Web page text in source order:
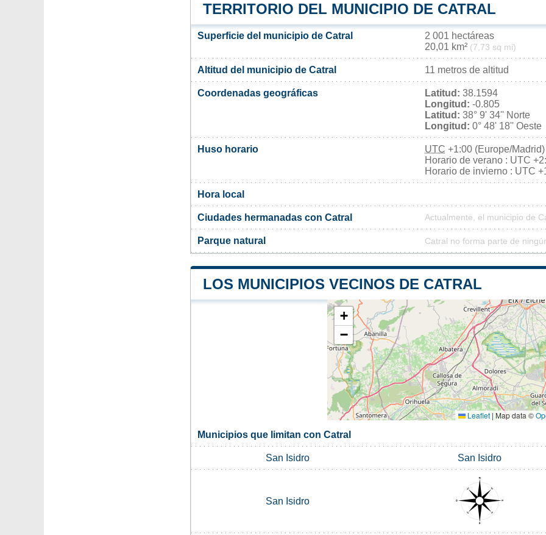
TERRITORIO DEL MUNICIPIO DE CATRAL
Superficie del municipio de Catral
2 001 hectáreas
20,01 km² (7,73 sq mi)
Altitud del municipio de Catral 11 metros de altitud
Coordenadas geográficas Latitud: 38.1594
Longitud: -0.805
Latitud: 38° 9' 34'' Norte
Longitud: 0° 48' 18'' Oeste
Huso horario UTC +1:00 (Europe/Madrid)
Horario de verano : UTC
Horario de invierno : UTC
Hora local
Ciudades hermanadas con Catral Actualmente, el municipio de
Parque natural Catral no forma parte de
LOS MUNICIPIOS VECINOS DE CATRAL
+
−
Leaflet | Map data ©
Municipios que limitan con Catral
San Isidro San Isidro
San Isidro